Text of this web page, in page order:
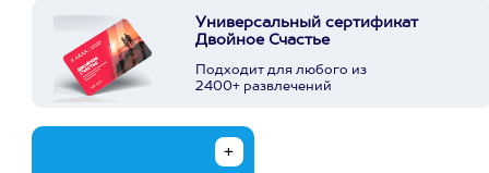
Универсальный сертификат
Двойное Счастье
Подходит для любого из
2400+ развлечений